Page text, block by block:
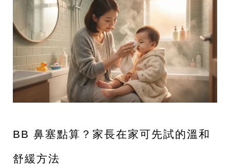
BB 鼻塞點算？家長在家可先試的溫和
舒緩方法